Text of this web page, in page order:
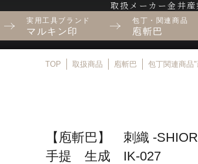
取扱メーカー金井産
実用工具ブランド
マルキン印
包丁・関連商品
庖斬巴
TOP 取扱商品 庖斬巴 包丁関連商品"
【庖斬巴】 刺織 -
手提 生成 IK-027